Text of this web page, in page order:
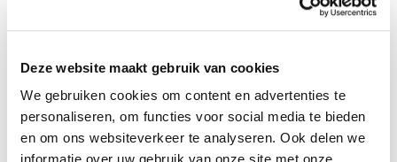
Deze website maakt gebruik van cookies
We gebruiken cookies om content en advertenties te
personaliseren, om functies voor social media te bieden
en om ons websiteverkeer te analyseren. Ook delen we